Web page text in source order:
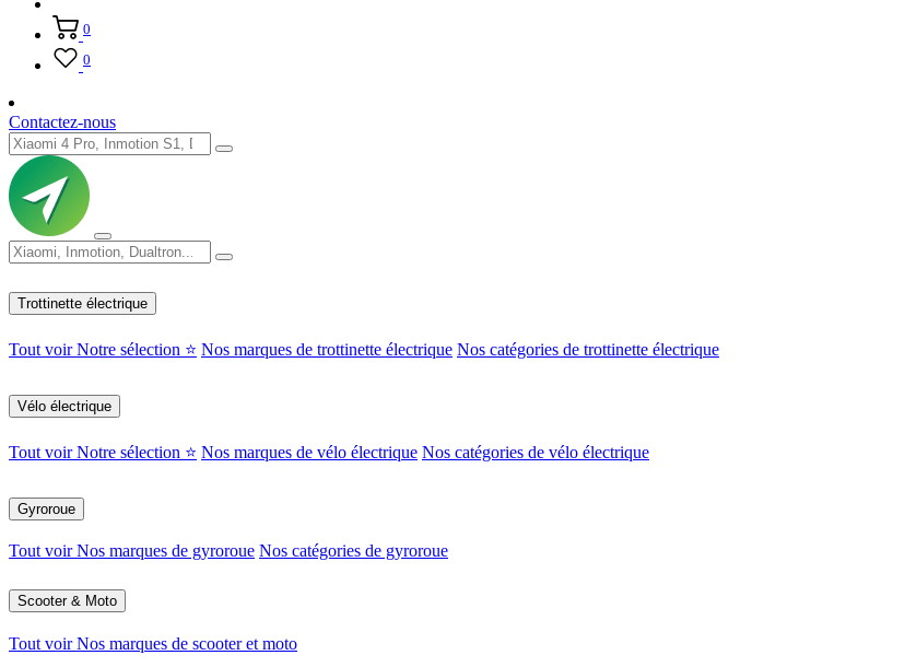
0
0
Contactez-nous
Trottinette électrique
Tout voirNotre sélection ⭐ Nos marques de trottinette électrique Nos catégories de trottinette électrique
Vélo électrique
Tout voirNotre sélection ⭐ Nos marques de vélo électrique Nos catégories de vélo électrique
Gyroroue
Tout voirNos marques de gyroroue Nos catégories de gyroroue
Scooter & Moto
Tout voirNos marques de scooter et moto